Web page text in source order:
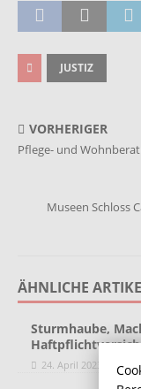
JUSTIZ
VORHERIGER
Pflege- und
Museen Schloss
ÄHNLICHE
Sturmhaube,
24. April 2023